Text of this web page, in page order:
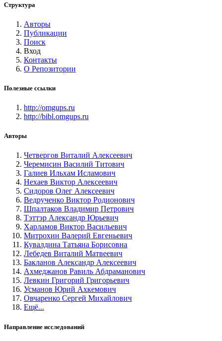
Структура
Авторы
Публикации
Поиск
Вход
Контакты
О Репозитории
Полезные ссылки
http://omgups.ru
http://bibl.omgups.ru
Авторы
Четвергов Виталий Алексеевич
Черемисин Василий Титович
Галиев Ильхам Исламович
Нехаев Виктор Алексеевич
Сидоров Олег Алексеевич
Ведрученко Виктор Родионович
Шпалтаков Владимир Петрович
Тэттэр Александр Юрьевич
Харламов Виктор Васильевич
Митрохин Валерий Евгеньевич
Кувалдина Татьяна Борисовна
Лебедев Виталий Матвеевич
Бакланов Александр Алексеевич
Ахмеджанов Равиль Абдраманович
Левкин Григорий Григорьевич
Усманов Юрий Ахкемович
Овчаренко Сергей Михайлович
Ещё...
Направление исследований